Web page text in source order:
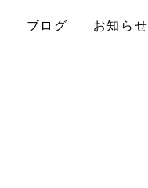
ブログ お知らせ